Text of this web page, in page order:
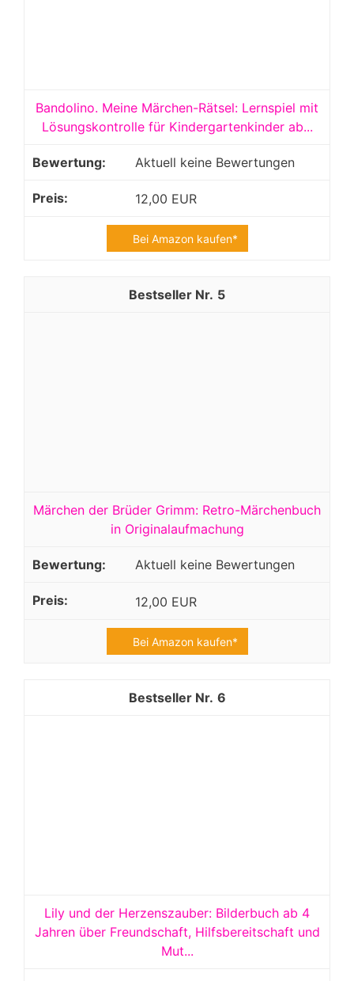
Bandolino. Meine Märchen-Rätsel: Lernspiel mit
Lösungskontrolle für Kindergartenkinder ab...
Aktuell keine Bewertungen
12,00 EUR
Bei Amazon kaufen*
5
Märchen der Brüder Grimm: Retro-Märchenbuch
in Originalaufmachung
Aktuell keine Bewertungen
12,00 EUR
Bei Amazon kaufen*
6
Lily und der Herzenszauber: Bilderbuch ab 4
Jahren über Freundschaft, Hilfsbereitschaft und
Mut...